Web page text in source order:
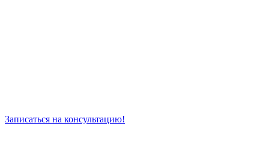
Записаться на консультацию!